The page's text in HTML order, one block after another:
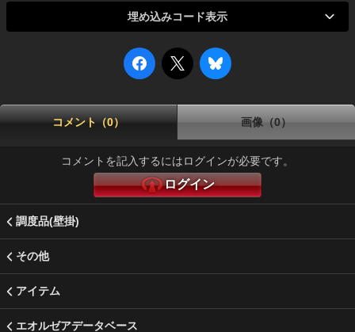
埋め込みコード表示
コメント（0） 画像（0）
コメントを記入するにはログインが必要です。
ログイン
調度品(壁掛)
その他
アイテム
エオルゼアデータベース